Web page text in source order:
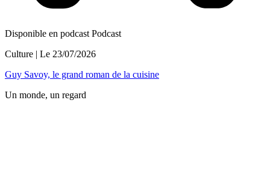
Disponible en podcast Podcast
Culture | Le 23/07/2026
Guy Savoy, le grand roman de la cuisine
Un monde, un regard